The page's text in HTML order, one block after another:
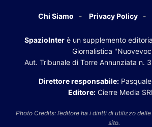
Chi Siamo Privacy Policy
SpazioInter è un supplemento
Giornalistica
Aut. Tribunale di Torre Annunziata n.
Direttore responsabile:
Editore: Cierre Media
Photo Credits: l’editore ha i diritti di utilizzo
sito.